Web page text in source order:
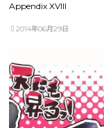
Appendix XVIII
2014年06月29日